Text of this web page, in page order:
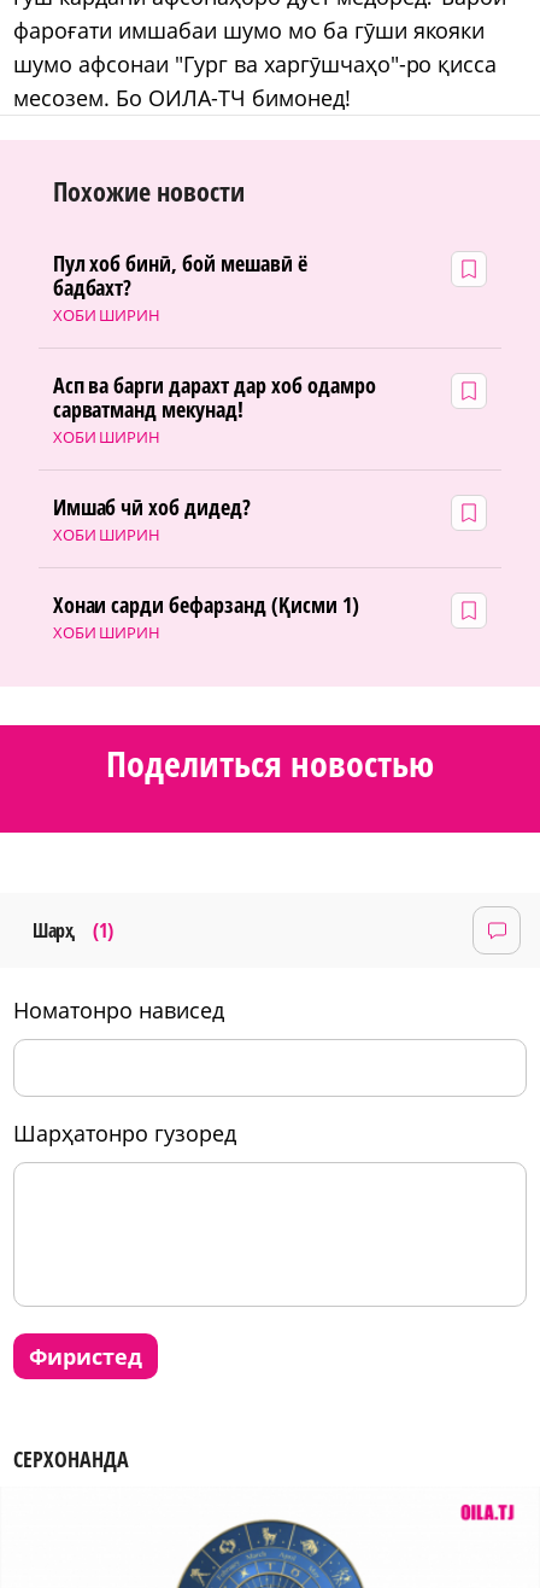
фароғати имшабаи шумо мо ба гӯши якояки
шумо афсонаи "Гург ва харгӯшчаҳо"-ро қисса
месозем. Бо ОИЛА-ТЧ бимонед!
Похожие новости
ХОБИ ШИРИН
Пул хоб бинӣ, бой мешавӣ ё
бадбахт?
ХОБИ ШИРИН
Асп ва барги дарахт дар хоб одамро
сарватманд мекунад!
ХОБИ ШИРИН
Имшаб чӣ хоб дидед?
ХОБИ ШИРИН
Хонаи сарди бефарзанд (Қисми 1)
Поделиться новостью
Шарҳ (1)
номатонро нависед
шарҳатонро гузоред
фиристед
СЕРХОНАНДА